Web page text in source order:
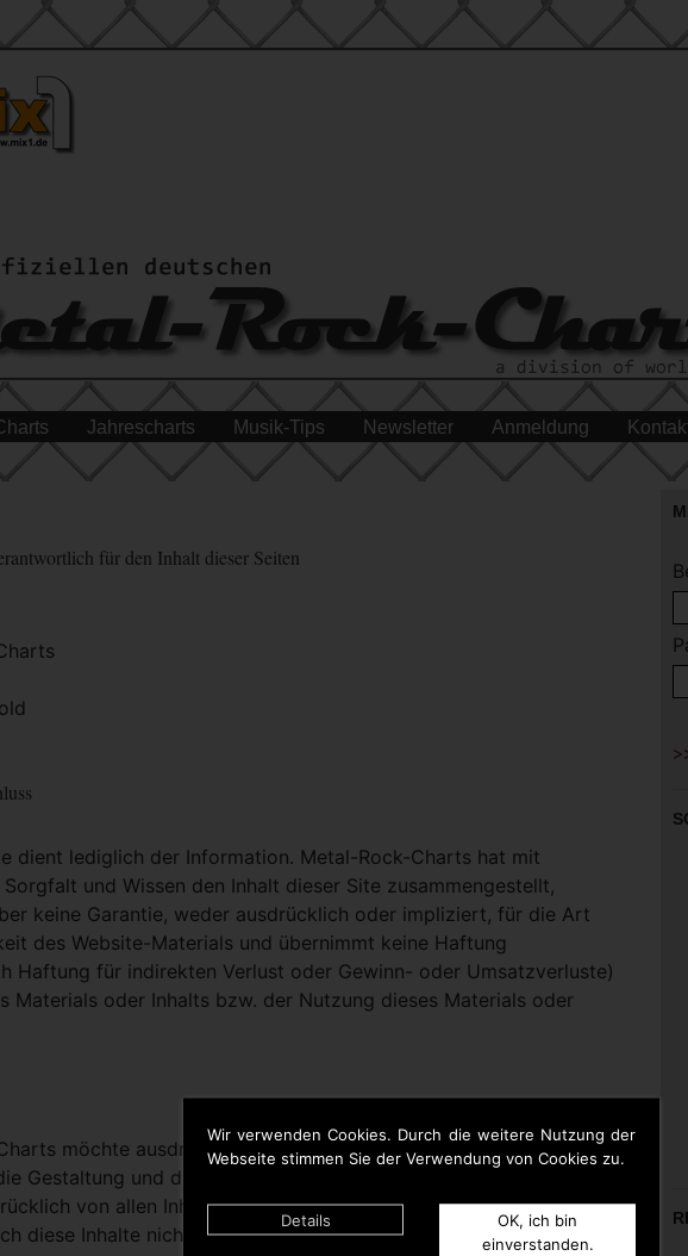
Wir verwenden Cookies. Durch die weitere Nutzung der
Webseite stimmen Sie der Verwendung von Cookies zu.
Details
OK, ich bin
einverstanden.
Jahrescharts Musik-Tips Newsletter Anmeldung
für den Inhalt dieser Seiten
dient lediglich der Information. Metal-Rock-Charts hat mit
und Wissen den Inhalt dieser Site zusammengestellt,
keine Garantie, weder ausdrücklich oder impliziert, für die Art
des Website-Materials und übernimmt keine Haftung
Haftung für indirekten Verlust oder Gewinn- oder Umsatzverluste)
Materials oder Inhalts bzw. der Nutzung dieses Materials oder
möchte ausdrücklich darauf hinweisen, dass sie keinerlei
Gestaltung und die Inhalte gelinkter Seiten hat. Deshalb distanziert
von allen Inhalten aller gelinkten Seiten auf dieser Homepage
diese Inhalte nicht zu Eigen.